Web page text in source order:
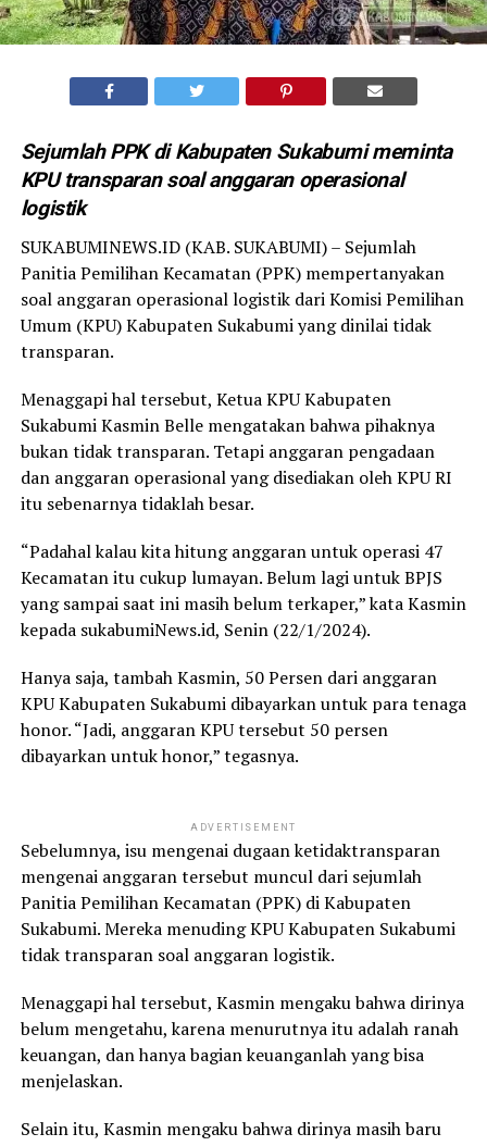
Sejumlah PPK di Kabupaten Sukabumi meminta
KPU transparan soal anggaran operasional
logistik
SUKABUMINEWS.ID (KAB. SUKABUMI) – Sejumlah
Panitia Pemilihan Kecamatan (PPK) mempertanyakan
soal anggaran operasional logistik dari Komisi Pemilihan
Umum (KPU) Kabupaten Sukabumi yang dinilai tidak
transparan.
Menaggapi hal tersebut, Ketua KPU Kabupaten
Sukabumi Kasmin Belle mengatakan bahwa pihaknya
bukan tidak transparan. Tetapi anggaran pengadaan
dan anggaran operasional yang disediakan oleh KPU RI
itu sebenarnya tidaklah besar.
“Padahal kalau kita hitung anggaran untuk operasi 47
Kecamatan itu cukup lumayan. Belum lagi untuk BPJS
yang sampai saat ini masih belum terkaper,” kata Kasmin
kepada sukabumiNews.id, Senin (22/1/2024).
Hanya saja, tambah Kasmin, 50 Persen dari anggaran
KPU Kabupaten Sukabumi dibayarkan untuk para tenaga
honor. “Jadi, anggaran KPU tersebut 50 persen
dibayarkan untuk honor,” tegasnya.
ADVERTISEMENT
Sebelumnya, isu mengenai dugaan ketidaktransparan
mengenai anggaran tersebut muncul dari sejumlah
Panitia Pemilihan Kecamatan (PPK) di Kabupaten
Sukabumi. Mereka menuding KPU Kabupaten Sukabumi
tidak transparan soal anggaran logistik.
Menaggapi hal tersebut, Kasmin mengaku bahwa dirinya
belum mengetahu, karena menurutnya itu adalah ranah
keuangan, dan hanya bagian keuanganlah yang bisa
menjelaskan.
Selain itu, Kasmin mengaku bahwa dirinya masih baru